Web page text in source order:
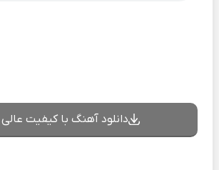
دانلود آهنگ با کیفیت عالی 320